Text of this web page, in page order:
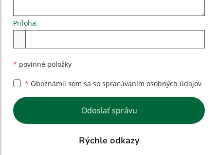
Príloha:
* povinné položky
* Oboznámil som sa so spracúvaním osobných údajov
Google reCaptcha Response
Odoslať správu
Rýchle odkazy